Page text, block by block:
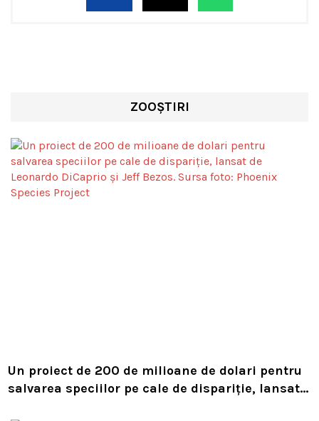
ZOOȘTIRI
Un proiect de 200 de milioane de dolari pentru
salvarea speciilor pe cale de dispariție, lansat